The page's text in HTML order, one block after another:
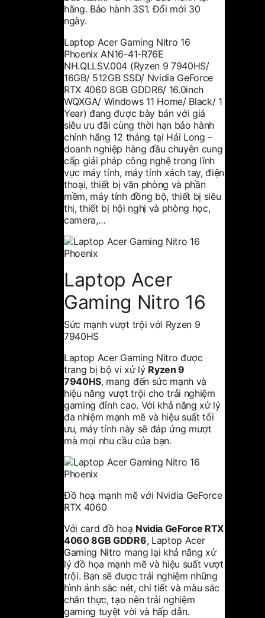
hãng. Bảo hành 3S1. Đổi mới 30
ngày.
Laptop Acer Gaming Nitro 16
Phoenix AN16-41-R76E
NH.QLLSV.004 (Ryzen 9 7940HS/
16GB/ 512GB SSD/ Nvidia GeForce
RTX 4060 8GB GDDR6/ 16.0inch
WQXGA/ Windows 11 Home/ Black/ 1
Year)đang được bày bán với giá
siêu ưu đãi cùng thời hạn bảo hành
chính hãng 12 tháng tại Hải Long –
doanh nghiệp hàng đầu chuyên cung
cấp giải pháp công nghệ trong lĩnh
vực máy tính, máy tính xách tay, điện
thoại, thiết bị văn phòng và phần
mềm, máy tính đồng bộ, thiết bị siêu
thị, thiết bị hội nghị và phòng học,
camera,…
Laptop Acer
Gaming Nitro 16
Sức mạnh vượt trội với Ryzen 9
7940HS
Laptop Acer Gaming Nitro được
trang bị bộ vi xử lý Ryzen 9
7940HS, mang đến sức mạnh và
hiệu năng vượt trội cho trải nghiệm
gaming đỉnh cao. Với khả năng xử lý
đa nhiệm mạnh mẽ và hiệu suất tối
ưu, máy tính này sẽ đáp ứng mượt
mà mọi nhu cầu của bạn.
Đồ hoạ mạnh mẽ với Nvidia GeForce
RTX 4060
Với card đồ hoạ Nvidia GeForce RTX
4060 8GB GDDR6, Laptop Acer
Gaming Nitro mang lại khả năng xử
lý đồ họa mạnh mẽ và hiệu suất vượt
trội. Bạn sẽ được trải nghiệm những
hình ảnh sắc nét, chi tiết và màu sắc
chân thực, tạo nên trải nghiệm
gaming tuyệt vời và hấp dẫn.